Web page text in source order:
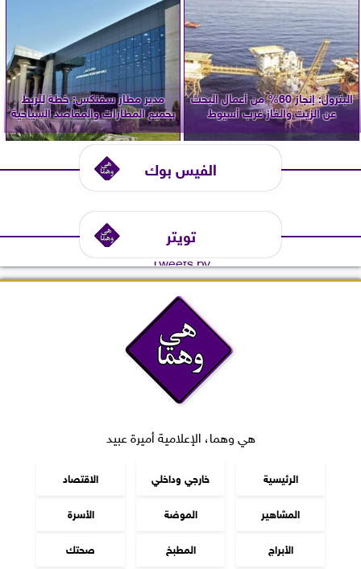
البترول: إنجاز 60% من أعمال البحث
عن الزيت والغاز غرب أسيوط
مدير مطار سفنكس: خطة للربط
بجميع المطارات والمقاصد السياحية
الفيس بوك
تويتر
Tweets by
هي وهما، الإعلامية أميرة عبيد
الرئيسية خارجي وداخلي
الاقتصاد
المشاهير
الموضة
الأسرة
الأبراج
المطبخ صحتك